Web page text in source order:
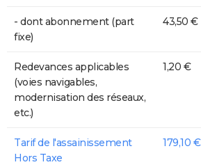
- dont abonnement (part
fixe)
43,50 €
Redevances applicables
(voies navigables,
modernisation des réseaux,
etc.)
1,20 €
Tarif de l'assainissement
Hors Taxe
179,10 €